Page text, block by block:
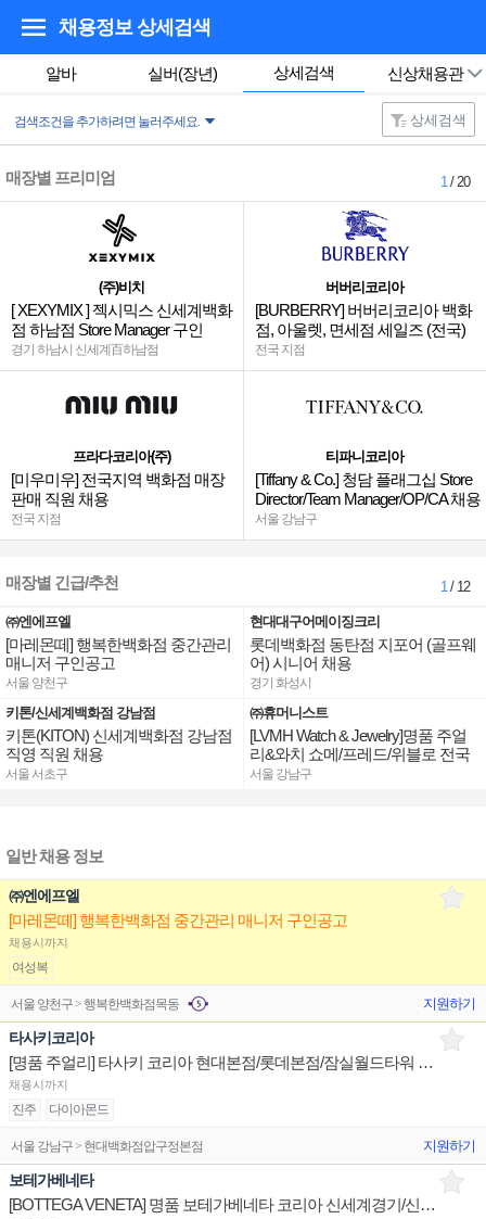
채용정보 상세검색
알바 실버(장년) 상세검색 신상채용관
검색조건을 추가하려면 눌러주세요. 상세검색
매장별 프리미엄 1/ 20
(주)비치
[ XEXYMIX ] 젝시믹스 신세계백화
점 하남점 Store Manager 구인
경기 하남시 신세계百하남점
프라다코리아(주)
[미우미우] 전국지역 백화점 매장
판매 직원 채용
전국 지점
버버리코리아
[BURBERRY] 버버리코리아 백화
점, 아울렛, 면세점 세일즈 (전국)
전국 지점
티파니코리아
[Tiffany & Co.] 청담 플래그십 Store
Director/Team Manager/OP/CA 채용
서울 강남구
매장별 긴급/추천 1/ 12
㈜엔에프엘
[마레몬떼] 행복한백화점 중간관리
매니저 구인공고
서울 양천구
키톤/신세계백화점 강남점
키톤(KITON) 신세계백화점 강남점
직영 직원 채용
서울 서초구
현대대구어메이징크리
롯데백화점 동탄점 지포어 (골프웨
어) 시니어 채용
경기 화성시
㈜휴머니스트
[LVMH Watch & Jewelry]명품 주얼
리&와치 쇼메/프레드/위블로 전국
점장/부점장/판매사원 채용
서울 강남구
일반 채용 정보
㈜엔에프엘
[마레몬떼] 행복한백화점 중간관리 매니저 구인공고
채용시까지
여성복
서울 양천구 > 행복한백화점목동 지원하기
타사키코리아
[명품 주얼리] 타사키 코리아 현대본점/롯데본점/잠실월드타워 판매사원 채용
채용시까지
진주 다이아몬드
서울 강남구 > 현대백화점압구정본점 지원하기
보테가베네타
[BOTTEGA VENETA] 명품 보테가베네타 코리아 신세계경기/신세계대전 판매사원 채용